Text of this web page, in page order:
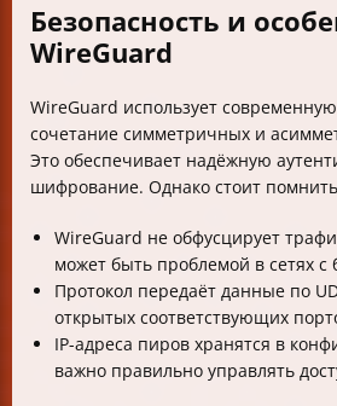
Безопасность и
WireGuard
WireGuard использует
сочетание симметричных и
Это обеспечивает надёжную
шифрование. Однако стоит
WireGuard не обфусцирует
может быть проблемой в сетях с
Протокол передаёт данные по
открытых соответствующих
IP-адреса пиров хранятся в
важно правильно управлять